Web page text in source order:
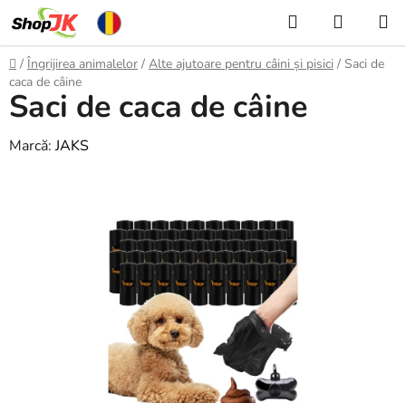
conținut
Căutare
DE
Acasă
/ Îngrijirea animalelor / Alte ajutoare pentru câini și pisici / Saci de
caca de câine
Saci de caca de câine
Marcă:JAKS